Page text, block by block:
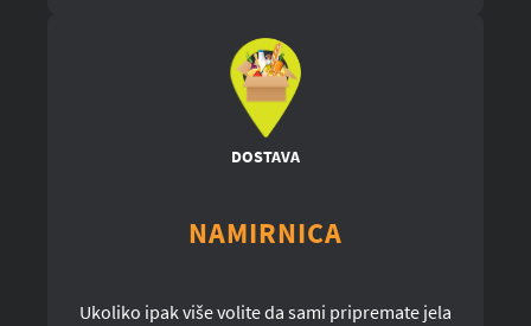
DOSTAVA
NAMIRNICA
Ukoliko ipak više volite da sami pripremate jela